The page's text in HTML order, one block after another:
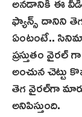
ఫ్యాన్స్ దానిని తెగ‌
ఏంటంటే..
ప్రస్తుతం
అంచున చెట్టు
తెగ వైరల్‌గా
అనిపిస్తుంది.